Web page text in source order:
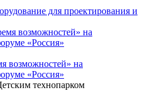
для проектирования и
возможностей» на
«Россия»
технопарком